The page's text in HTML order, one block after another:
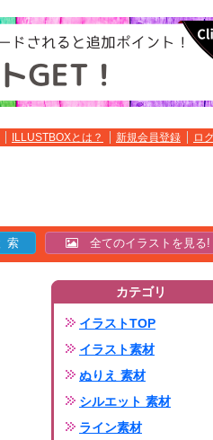
ILLUSTBOXとは？ 新規会員登録 ロ
全てのイラストを見る!
カテゴリ
イラストTOP
イラスト素材
ぬりえ 素材
シルエット 素材
ライン素材